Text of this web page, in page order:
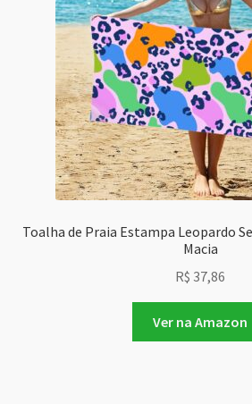
Toalha de Praia Estampa Leopardo
Macia
R$ 37,86
Ver na Amazon